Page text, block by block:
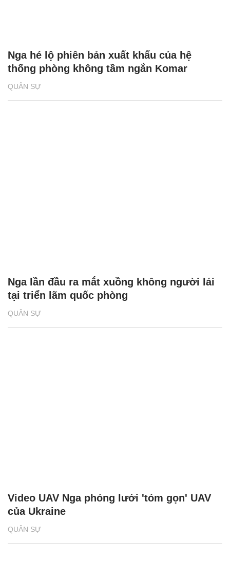
QUÂN SỰ
Nga hé lộ phiên bản xuất khẩu của hệ
thống phòng không tầm ngắn Komar
QUÂN SỰ
Nga lần đầu ra mắt xuồng không người lái
tại triển lãm quốc phòng
QUÂN SỰ
Video UAV Nga phóng lưới 'tóm gọn' UAV
của Ukraine